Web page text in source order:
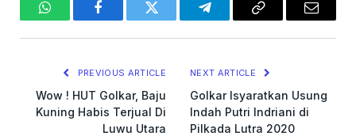
WhatsAppFacebookTwitter TelegramCopy
Email
PREVIOUS ARTICLE
Wow ! HUT Golkar, Baju
Kuning Habis Terjual Di
Luwu Utara
NEXT ARTICLE
Golkar Isyaratkan Usung
Indah Putri Indriani di
Pilkada Lutra 2020